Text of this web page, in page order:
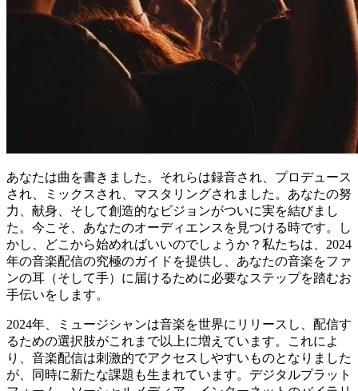
あなたは曲を書きました。それらは録音され、プロデュース
され、ミックスされ、マスタリングされました。あなたの努
力、献身、そして創造的なビジョンがついに実を結びまし
た。今こそ、あなたのオーディエンスを見つける時です。し
かし、どこから始めればいいのでしょうか？私たちは、2024
年の音楽配信の究極のガイドを提供し、あなたの音楽をファ
ンの耳（そして手）に届けるために必要なステップを踏むお
手伝いをします。
2024年、ミュージシャンは音楽を世界にリリースし、配信す
るための選択肢がこれまで以上に増えています。これによ
り、音楽配信は刺激的でアクセスしやすいものとなりました
が、同時に新たな課題も生まれています。デジタルプラット